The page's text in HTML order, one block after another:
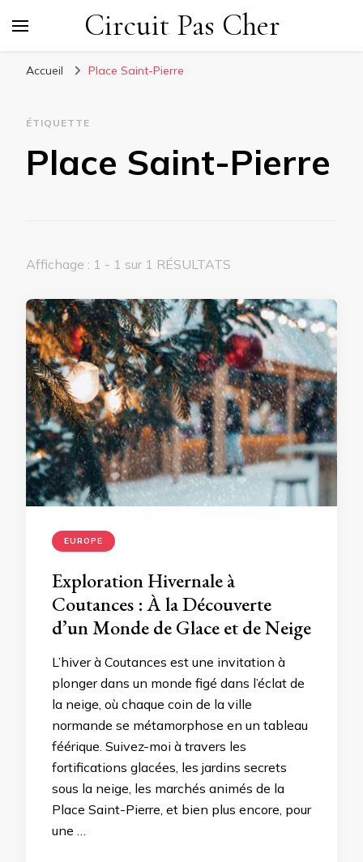
Circuit Pas Cher
Accueil Place Saint-Pierre
ÉTIQUETTE
Place Saint-Pierre
Affichage : 1 - 1 sur 1 RÉSULTATS
EUROPE
Exploration Hivernale à
Coutances : À la Découverte
d’un Monde de Glace et de Neige
L’hiver à Coutances est une invitation à
plonger dans un monde figé dans l’éclat de
la neige, où chaque coin de la ville
normande se métamorphose en un tableau
féérique. Suivez-moi à travers les
fortifications glacées, les jardins secrets
sous la neige, les marchés animés de la
Place Saint-Pierre, et bien plus encore, pour
une …